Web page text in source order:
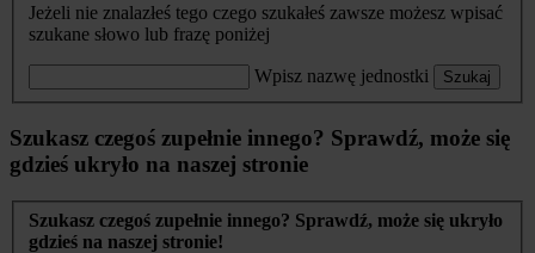
Jeżeli nie znalazłeś tego czego szukałeś zawsze możesz wpisać
szukane słowo lub frazę poniżej
Wpisz nazwę jednostki Szukaj
Szukasz czegoś zupełnie innego? Sprawdź, może się
gdzieś ukryło na naszej stronie
Szukasz czegoś zupełnie innego? Sprawdź, może się ukryło
gdzieś na naszej stronie!